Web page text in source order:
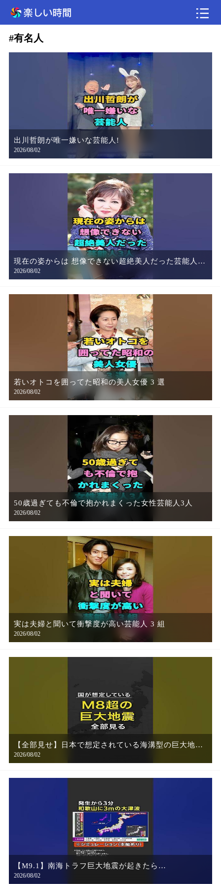
#有名人
出川哲朗が唯一嫌いな芸能人!
2026/08/02
現在の姿からは 想像できない超絶美人だった芸能人3
人
2026/08/02
若いオトコを囲ってた昭和の美人女優 3 選
2026/08/02
50歳過ぎても不倫で抱かれまくった女性芸能人3人
2026/08/02
実は夫婦と聞いて衝撃度が高い芸能人 3 組
2026/08/02
【全部見せ】日本で想定されている海溝型の巨大地震
#みん防
2026/08/02
【M9.1】南海トラフ巨大地震が起きたら…
2026/08/02
速報
エンタメ 野球